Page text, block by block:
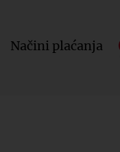
Načini plaćanja